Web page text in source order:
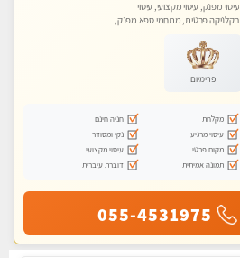
עיסוי מפנק, עיסוי מקצועי, עיסוי
בקלניקה פרטית, מתחמי ספא מפנק,
פרימיום
מקלחת
חניה חינם
עיסוי מרגיע
נקי ומסודר
מקום פרטי
עיסוי מקצועי
תמונה אמיתית
דוברת עיברית
055-4531975